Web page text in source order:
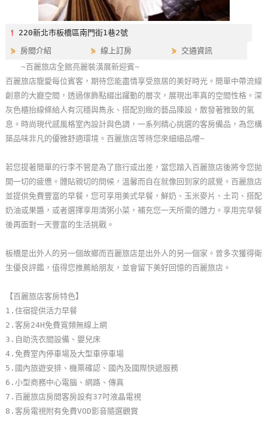
紅
帶
你
玩
玩
樂
地
圖
顧
服
務
顧
客
滿
意
度
訂
⫯ 220新北市板橋區南門街1巷2號
⋟ 房間介紹 ⋟線上訂房 ⋟ 交通資訊
~百麗旅店全館亮麗裝潢展新迎賓~
百麗旅店寵愛每位賓客，期待您能盡情享受旅居的美好時光。簡單中帶流線
創意的大廳空間，透過傢飾點綴出躍動的層次，展現出率真的空間性格。深
灰色櫃抬線條給人有沉穩與雋永、搭配別緻的藝品陳設，散發著雅致的氣
息。時尚現代感風格室內設計與色調，一系列精心挑選的客房備品，為您構
築品味非凡的優雅舒適環境。百麗旅店等待您來細細品嚐~
若您提著簡單的行李不管是為了旅行或出差，當您踏入百麗旅店後將令您拋
開一切的疲憊。體貼親切的問候，溫馨而自在就像回到家的感覺。百麗旅店
並提供免費豐富的早餐，您可享用美式早餐，鮮奶、玉米麥片、土司、搭配
奶油或果醬，或者選擇享用清粥小菜，補充您一天所需的體力。享用完早餐
後再面對一天豐富的生活挑戰。
板橋是出外人的另一個故鄉而百麗旅店是出外人的另一個家。曾多次獲得衛
生優良評鑑，值得您推薦給朋友，並會留下美好回憶的百麗旅店。
【百麗旅店客房特色】
1.住宿提供活力早餐
2.客房24H免費寬頻無線上網
3.自助洗衣間設備、嬰兒床
4.免費室內停車場及大型車停車場
5.國內旅遊安排、機票確認、國內及國際快遞服務
6.小型商務中心電腦、網路、傳真
7.百麗旅店房間客房設有37吋液晶電視
8.客房電視附有免費VOD影音隨選觀賞